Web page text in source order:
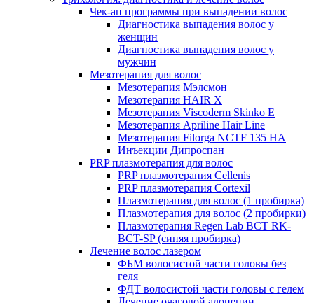
Чек-ап программы при выпадении волос
Диагностика выпадения волос у
женщин
Диагностика выпадения волос у
мужчин
Мезотерапия для волос
Мезотерапия Мэлсмон
Мезотерапия HAIR X
Мезотерапия Viscoderm Skinko E
Мезотерапия Apriline Hair Line
Мезотерапия Filorga NCTF 135 HA
Инъекции Дипроспан
PRP плазмотерапия для волос
PRP плазмотерапия Cellenis
PRP плазмотерапия Cortexil
Плазмотерапия для волос (1 пробирка)
Плазмотерапия для волос (2 пробирки)
Плазмотерапия Regen Lab BCT RK-
BCT-SP (синяя пробирка)
Лечение волос лазером
ФБМ волосистой части головы без
геля
ФДТ волосистой части головы с гелем